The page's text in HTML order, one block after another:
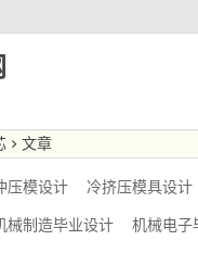
文章
压模设计 冷挤压模具设计
械制造毕业设计 机械电子